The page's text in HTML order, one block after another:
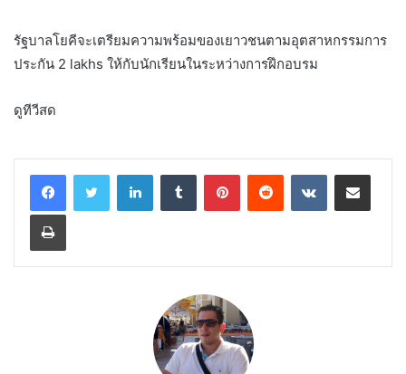
รัฐบาลโยคีจะเตรียมความพร้อมของเยาวชนตามอุตสาหกรรมการ
ประกัน 2 lakhs ให้กับนักเรียนในระหว่างการฝึกอบรม
ดูทีวีสด
LinkedInTumblr PinterestReddit VKontakteShare via Email
Print